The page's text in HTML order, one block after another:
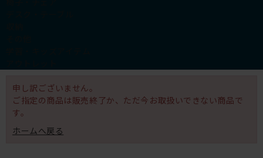
申し訳ございません。
ご指定の商品は販売終了か、ただ今お取扱いできない商品で
す。
ホームへ戻る